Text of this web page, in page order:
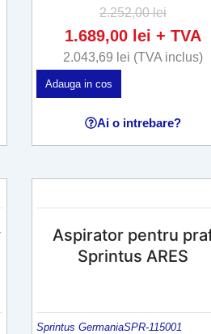
m
a
u
l
a
r
2.252,00lei
1.689,00 lei + TVA
2.043,69 lei (TVA inclus)
Adauga in cos
Ai o intrebare?
Aspirator pentru
Sprintus ARES
Sprintus GermaniaSPR-115001